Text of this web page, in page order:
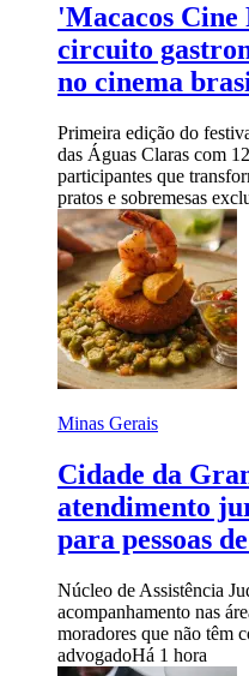
'Macacos Cine
circuito
no cinema
Primeira edição do
das Águas Claras com
participantes que
pratos e sobremesas
Minas Gerais
Cidade da
atendimento
para pessoas
Núcleo de Assistência
acompanhamento nas
moradores que não têm
advogadoHá 1 hora